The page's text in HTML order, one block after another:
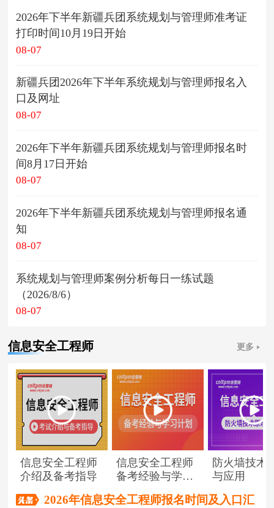
2026年下半年新疆兵团系统规划与管理师准考证
打印时间10月19日开始
08-07
新疆兵团2026年下半年系统规划与管理师报名入
口及网址
08-07
2026年下半年新疆兵团系统规划与管理师报名时
间8月17日开始
08-07
2026年下半年新疆兵团系统规划与管理师报名通
知
08-07
系统规划与管理师案例分析每日一练试题
（2026/8/6）
08-07
信息安全工程师 更多
信息安全工程师
介绍及备考指导
信息安全工程师
备考经验与学习
防火墙技术
与应用
2026年信息安全工程师报名时间及入口汇